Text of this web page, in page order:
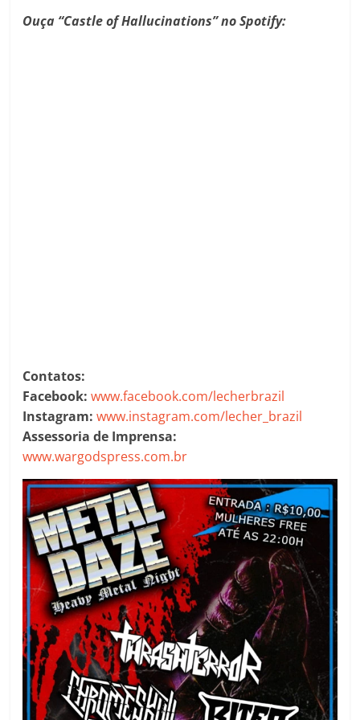
Ouça “Castle of Hallucinations” no Spotify:
Contatos:
Facebook:www.facebook.com/lecherbrazil
Instagram: www.instagram.com/lecher_brazil
Assessoria de Imprensa:
www.wargodspress.com.br